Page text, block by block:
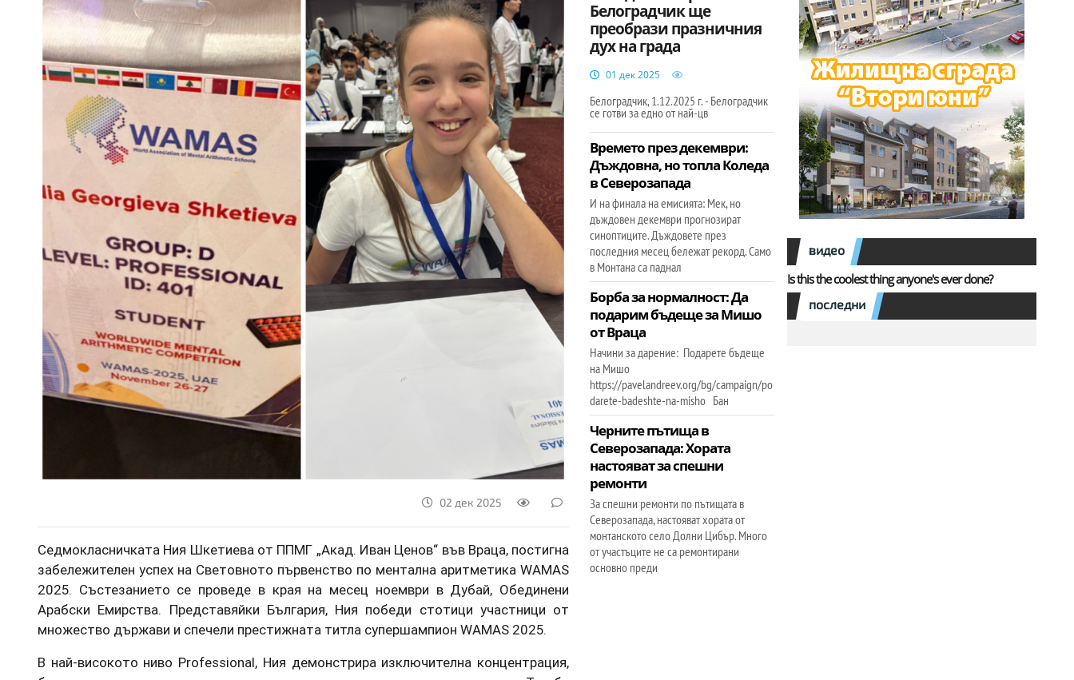
02 дек 2025
Седмокласничката Ния Шкетиева от ППМГ „Акад. Иван Ценов“ във Враца, постигна
забележителен успех на Световното първенство по ментална аритметика WAMAS
2025. Състезанието се проведе в края на месец ноември в Дубай, Обединени
Арабски Емирства. Представяйки България, Ния победи стотици участници от
множество държави и спечели престижната титла супершампион WAMAS 2025.
В най-високото ниво Professional, Ния демонстрира изключителна концентрация,
Белоградчик ще
преобрази празничния
дух на града
01 дек 2025
Белоградчик, 1.12.2025 г. - Белоградчик
се готви за едно от най-цв
Времето през декември:
Дъждовна, но топла Коледа
в Северозапада
И на финала на емисията: Мек, но
дъждовен декември прогнозират
синоптиците. Дъждовете през
последния месец бележат рекорд. Само
в Монтана са паднал
Борба за нормалност: Да
подарим бъдеще за Мишо
от Враца
Начини за дарение: Подарете бъдеще
на Мишо
https://pavelandreev.org/bg/campaign/po
darete-badeshte-na-misho Бан
Черните пътища в
Северозапада: Хората
настояват за спешни
ремонти
За спешни ремонти по пътищата в
Северозапада, настояват хората от
монтанското село Долни Цибър. Много
от участъците не са ремонтирани
основно преди
видео
Is this the coolest thing anyone's ever done?
последни